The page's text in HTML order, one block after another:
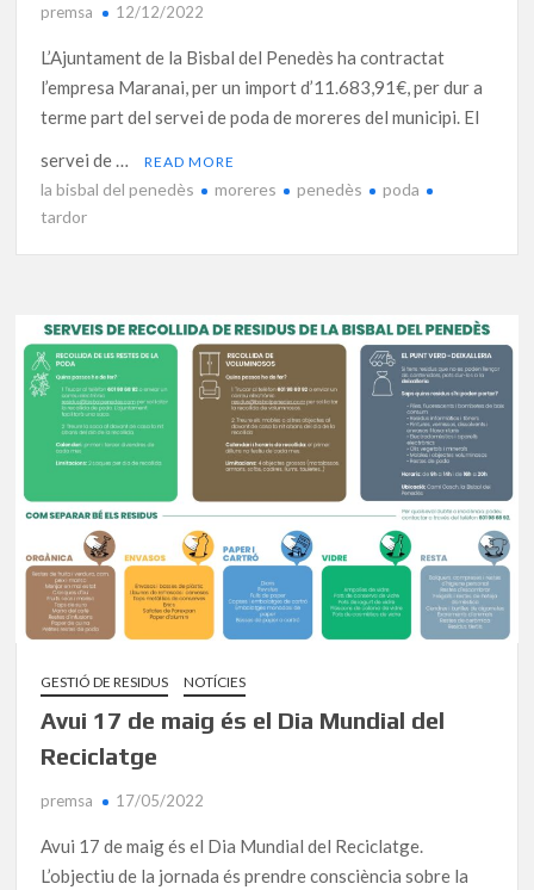
premsa 12/12/2022
L’Ajuntament de la Bisbal del Penedès ha contractat
l’empresa Maranai, per un import d’11.683,91€, per dur a
terme part del servei de poda de moreres del municipi. El
servei de …
READ MORE
la bisbal del penedès moreres penedès
poda
tardor
GESTIÓ DE RESIDUS NOTÍCIES
Avui 17 de maig és el Dia Mundial del
Reciclatge
premsa 17/05/2022
Avui 17 de maig és el Dia Mundial del Reciclatge.
L’objectiu de la jornada és prendre consciència sobre la